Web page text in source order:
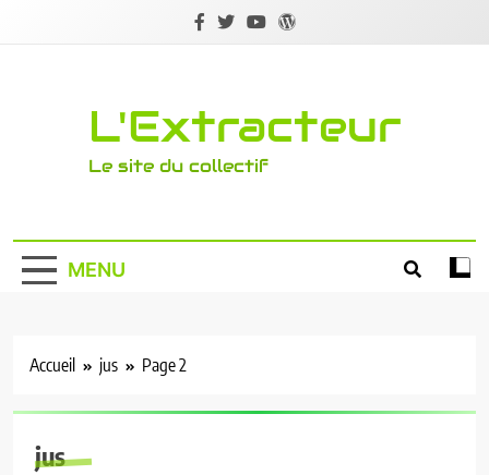
L'Extracteur
Le site du collectif
MENU
Accueil jus Page 2
jus